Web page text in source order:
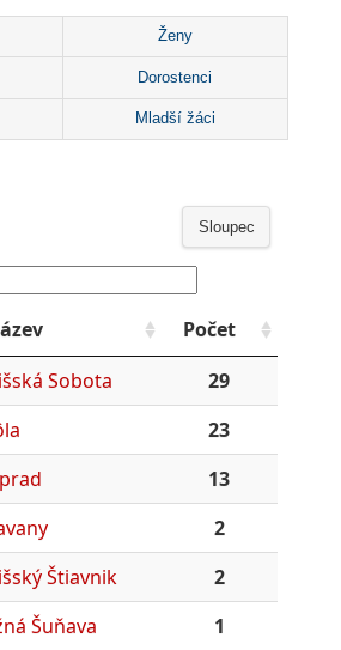
Ženy
Dorostenci
Mladší žáci
Sloupec
Počet
Sobota
29
23
13
2
Štiavnik
2
Šuňava
1